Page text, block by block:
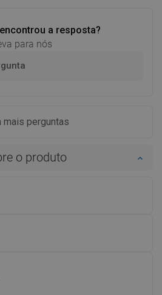
a resposta?
para nós
mais perguntas
o produto